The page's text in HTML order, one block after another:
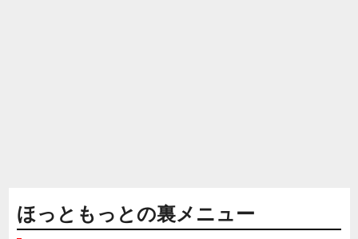
ほっともっとの裏メニュー